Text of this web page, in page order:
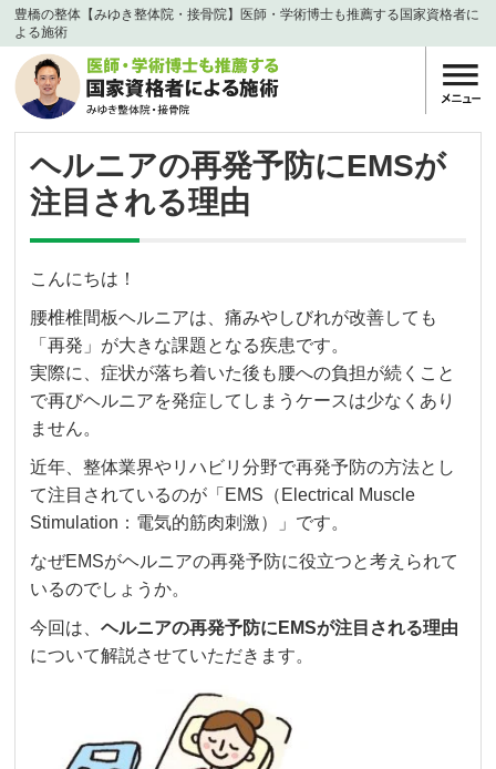
豊橋の整体【みゆき整体院・接骨院】医師・学術博士も推薦する国家資格者に
よる施術
ヘルニアの再発予防にEMSが
注目される理由
こんにちは！
腰椎椎間板ヘルニアは、痛みやしびれが改善しても
「再発」が大きな課題となる疾患です。
実際に、症状が落ち着いた後も腰への負担が続くこと
で再びヘルニアを発症してしまうケースは少なくあり
ません。
近年、整体業界やリハビリ分野で再発予防の方法とし
て注目されているのが「EMS（Electrical Muscle
Stimulation：電気的筋肉刺激）」です。
なぜEMSがヘルニアの再発予防に役立つと考えられて
いるのでしょうか。
今回は、ヘルニアの再発予防にEMSが注目される理由
について解説させていただきます。